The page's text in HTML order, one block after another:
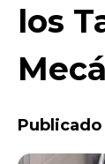
los